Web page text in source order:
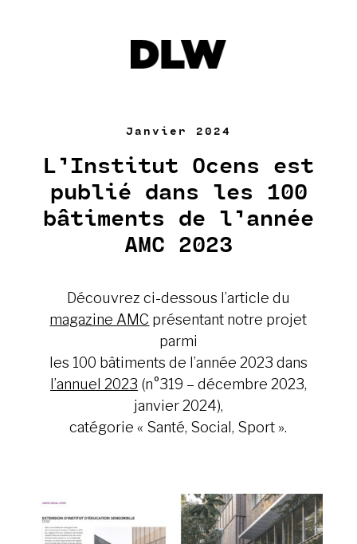
Janvier 2024
L’Institut Ocens est
publié dans les 100
bâtiments de l’année
AMC 2023
Découvrez ci-dessous l’article du
magazine AMC présentant notre projet
parmi
les 100 bâtiments de l’année 2023 dans
l’annuel 2023 (n°319 – décembre 2023,
janvier 2024),
catégorie « Santé, Social, Sport ».